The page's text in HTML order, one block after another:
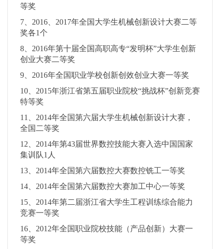
等奖
7、2016、2017年全国大学生机械创新设计大赛二等
奖各1个
8、2016年第十届全国高职高专“发明杯”大学生创新
创业大赛二等奖
9、2016年全国职业学校创新创效创业大赛一等奖
10、2015年浙江省第五届职业院校“挑战杯”创新竞赛
特等奖
11、2014年全国第六届大学生机械创新设计大赛，
全国二等奖
12、2014年第43届世界数控技能大赛入选中国国家
集训队1人
13、2014年全国第六届数控大赛数控铣工一等奖
14、2014年全国第六届数控大赛加工中心一等奖
15、2014年第二届浙江省大学生工程训练综合能力
竞赛一等奖
16、2012年全国职业院校技能（产品创新）大赛一
等奖